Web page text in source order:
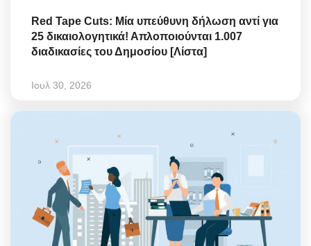
Red Tape Cuts: Μία υπεύθυνη δήλωση αντί για
25 δικαιολογητικά! Απλοποιούνται 1.007
διαδικασίες του Δημοσίου [Λίστα]
Ιουλ 30, 2026